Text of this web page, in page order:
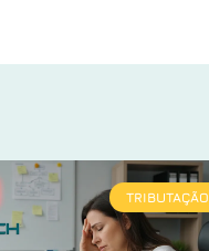
TRIBUTAÇÃO